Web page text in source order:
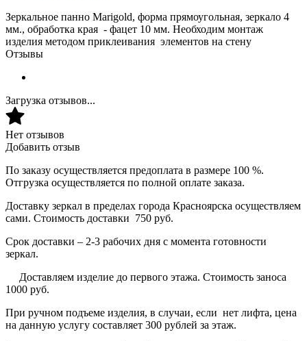
Зеркальное панно Marigold, форма прямоугольная, зеркало 4
мм., обработка края - фацет 10 мм. Необходим монтаж
изделия методом приклеивания элементов на стену
Отзывы
Загрузка отзывов...
Нет отзывов
Добавить отзыв
По заказу осуществляется предоплата в размере 100 %.
Отгрузка осуществляется по полной оплате заказа.
Доставку зеркал в пределах города Красноярска осуществляем
сами. Стоимость доставки 750 руб.
Срок доставки – 2-3 рабочих дня с момента готовности
зеркал.
Доставляем изделие до первого этажа. Стоимость заноса
1000 руб.
При ручном подъеме изделия, в случаи, если нет лифта, цена
на данную услугу составляет 300 рублей за этаж.